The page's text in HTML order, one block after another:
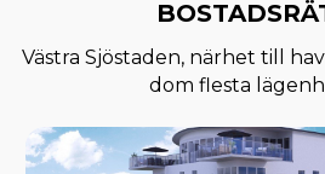
Västra Sjöstaden, närhet till
dom flesta